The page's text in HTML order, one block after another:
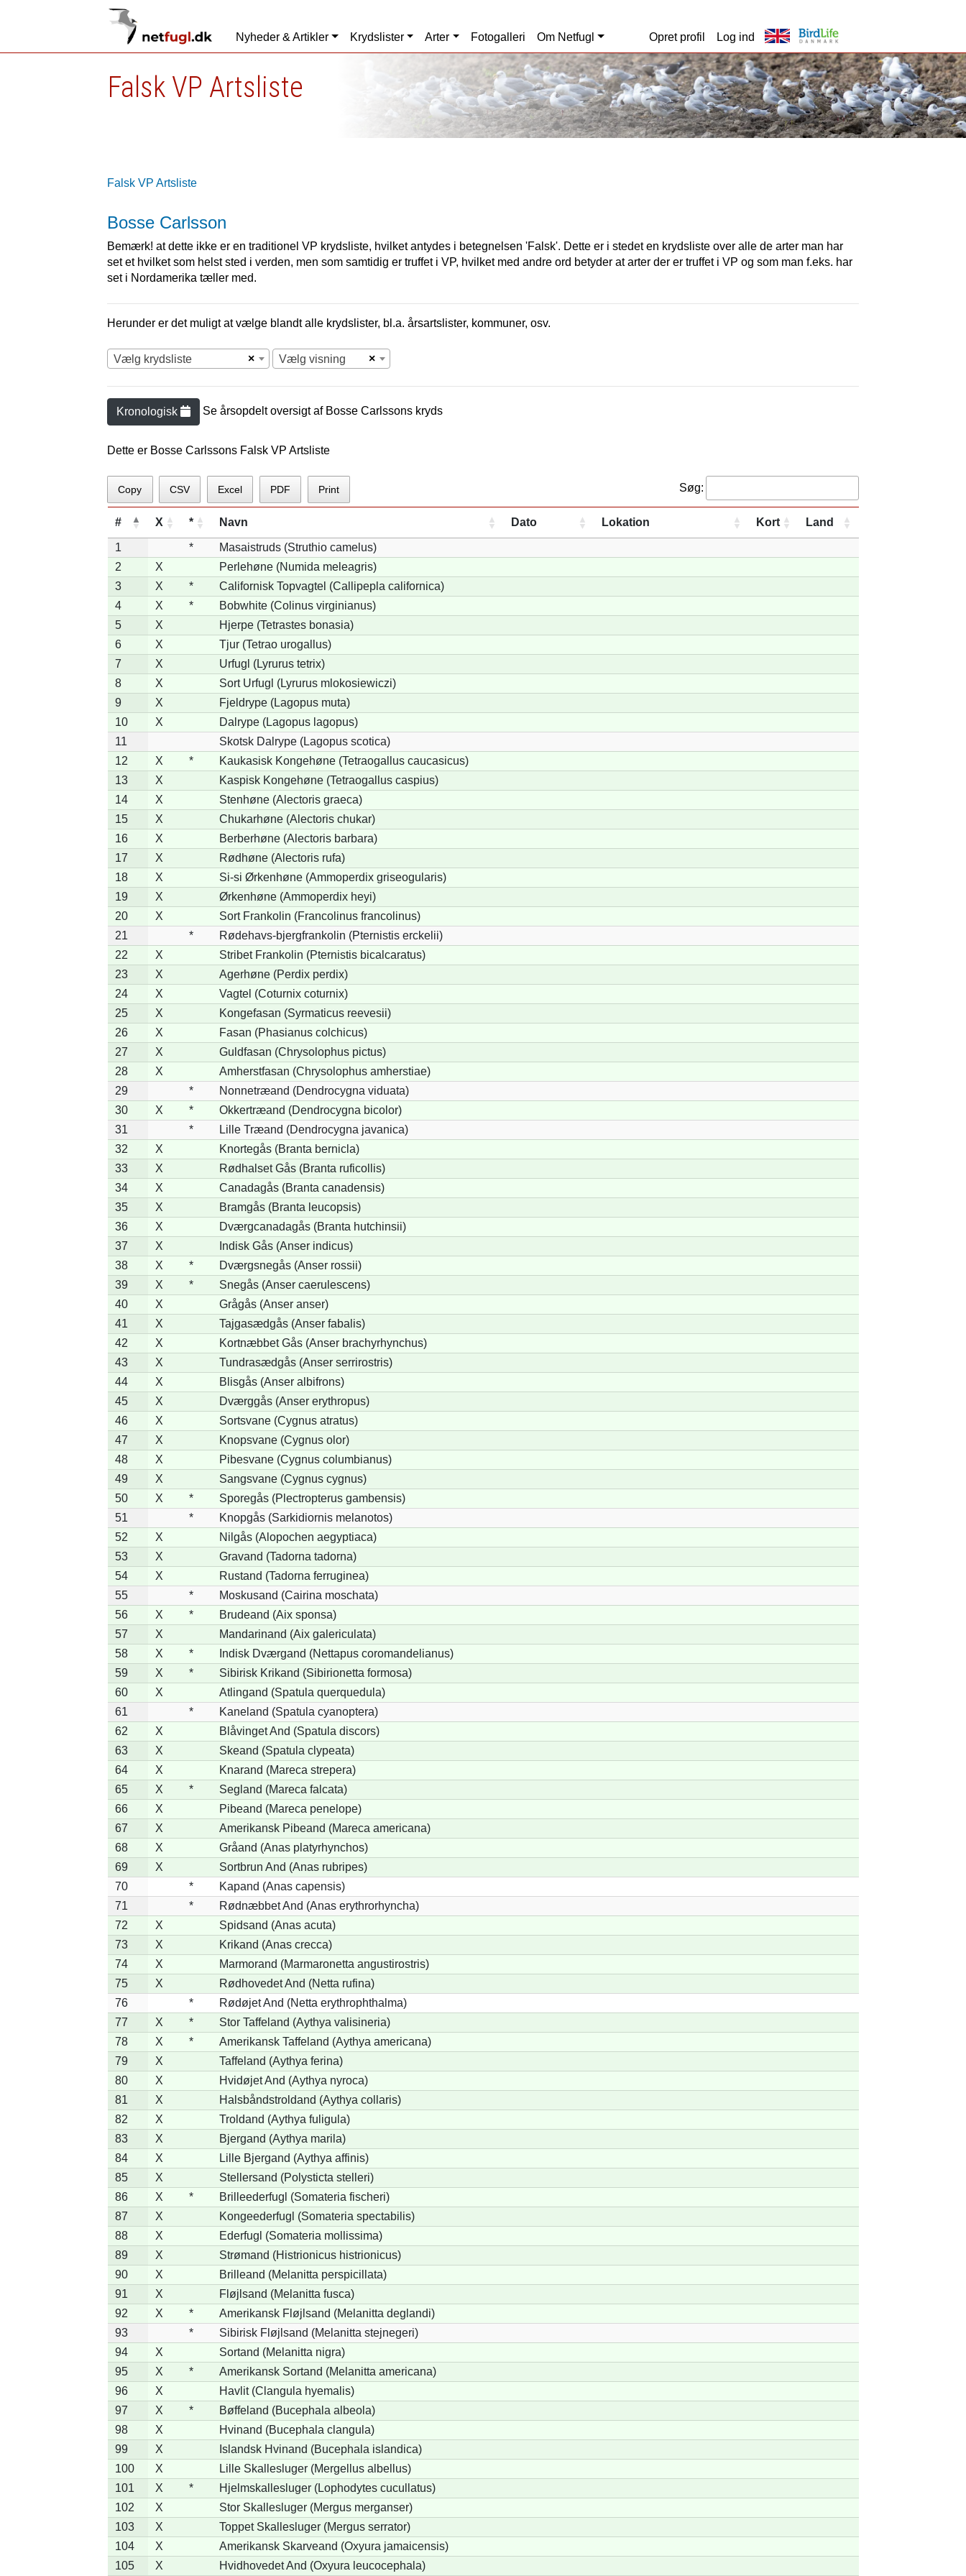
Nyheder & Artikler Krydslister Arter Fotogalleri Om Netfugl Opret profil Log ind
Falsk VP Artsliste
Falsk VP Artsliste
Bosse Carlsson
Bemærk! at dette ikke er en traditionel VP krydsliste, hvilket antydes i betegnelsen 'Falsk'. Dette er i stedet en krydsliste over alle de arter man har
set et hvilket som helst sted i verden, men som samtidig er truffet i VP, hvilket med andre ord betyder at arter der er truffet i VP og som man f.eks. har
set i Nordamerika tæller med.
Herunder er det muligt at vælge blandt alle krydslister, bl.a. årsartslister, kommuner, osv.
×
Vælg krydsliste ×
Vælg visning
Kronologisk Se årsopdelt oversigt af Bosse Carlssons kryds
Dette er Bosse Carlssons Falsk VP Artsliste
Copy CSV Excel PDF Print Søg:
# X * Navn Dato Lokation Kort Land
1 *
Masaistruds (Struthio camelus)
2
X
Perlehøne (Numida meleagris)
3
X *
Californisk Topvagtel (Callipepla californica)
4
X *
Bobwhite (Colinus virginianus)
5
X
Hjerpe (Tetrastes bonasia)
6
X
Tjur (Tetrao urogallus)
7
X
Urfugl (Lyrurus tetrix)
8
X
Sort Urfugl (Lyrurus mlokosiewiczi)
9
X
Fjeldrype (Lagopus muta)
10
X
Dalrype (Lagopus lagopus)
11
Skotsk Dalrype (Lagopus scotica)
12
X *
Kaukasisk Kongehøne (Tetraogallus caucasicus)
13
X
Kaspisk Kongehøne (Tetraogallus caspius)
14
X
Stenhøne (Alectoris graeca)
15
X
Chukarhøne (Alectoris chukar)
16
X
Berberhøne (Alectoris barbara)
17
X
Rødhøne (Alectoris rufa)
18
X
Si-si Ørkenhøne (Ammoperdix griseogularis)
19
X
Ørkenhøne (Ammoperdix heyi)
20
X
Sort Frankolin (Francolinus francolinus)
21
*
Rødehavs-bjergfrankolin (Pternistis erckelii)
22
X
Stribet Frankolin (Pternistis bicalcaratus)
23
X
Agerhøne (Perdix perdix)
24
X
Vagtel (Coturnix coturnix)
25
X
Kongefasan (Syrmaticus reevesii)
26
X
Fasan (Phasianus colchicus)
27
X
Guldfasan (Chrysolophus pictus)
28
X
Amherstfasan (Chrysolophus amherstiae)
29
*
Nonnetræand (Dendrocygna viduata)
30
X *
Okkertræand (Dendrocygna bicolor)
31
*
Lille Træand (Dendrocygna javanica)
32
X
Knortegås (Branta bernicla)
33
X
Rødhalset Gås (Branta ruficollis)
34
X
Canadagås (Branta canadensis)
35
X
Bramgås (Branta leucopsis)
36
X
Dværgcanadagås (Branta hutchinsii)
37
X
Indisk Gås (Anser indicus)
38
X *
Dværgsnegås (Anser rossii)
39
X *
Snegås (Anser caerulescens)
40
X
Grågås (Anser anser)
41
X
Tajgasædgås (Anser fabalis)
42
X
Kortnæbbet Gås (Anser brachyrhynchus)
43
X
Tundrasædgås (Anser serrirostris)
44
X
Blisgås (Anser albifrons)
45
X
Dværggås (Anser erythropus)
46
X
Sortsvane (Cygnus atratus)
47
X
Knopsvane (Cygnus olor)
48
X
Pibesvane (Cygnus columbianus)
49
X
Sangsvane (Cygnus cygnus)
50
X *
Sporegås (Plectropterus gambensis)
51
*
Knopgås (Sarkidiornis melanotos)
52
X
Nilgås (Alopochen aegyptiaca)
53
X
Gravand (Tadorna tadorna)
54
X
Rustand (Tadorna ferruginea)
55
*
Moskusand (Cairina moschata)
56
X *
Brudeand (Aix sponsa)
57
X
Mandarinand (Aix galericulata)
58
X *
Indisk Dværgand (Nettapus coromandelianus)
59
X *
Sibirisk Krikand (Sibirionetta formosa)
60
X
Atlingand (Spatula querquedula)
61
*
Kaneland (Spatula cyanoptera)
62
X
Blåvinget And (Spatula discors)
63
X
Skeand (Spatula clypeata)
64
X
Knarand (Mareca strepera)
65
X *
Segland (Mareca falcata)
66
X
Pibeand (Mareca penelope)
67
X
Amerikansk Pibeand (Mareca americana)
68
X
Gråand (Anas platyrhynchos)
69
X
Sortbrun And (Anas rubripes)
70
*
Kapand (Anas capensis)
71
*
Rødnæbbet And (Anas erythrorhyncha)
72
X
Spidsand (Anas acuta)
73
X
Krikand (Anas crecca)
74
X
Marmorand (Marmaronetta angustirostris)
75
X
Rødhovedet And (Netta rufina)
76
*
Rødøjet And (Netta erythrophthalma)
77
X *
Stor Taffeland (Aythya valisineria)
78
X *
Amerikansk Taffeland (Aythya americana)
79
X
Taffeland (Aythya ferina)
80
X
Hvidøjet And (Aythya nyroca)
81
X
Halsbåndstroldand (Aythya collaris)
82
X
Troldand (Aythya fuligula)
83
X
Bjergand (Aythya marila)
84
X
Lille Bjergand (Aythya affinis)
85
X
Stellersand (Polysticta stelleri)
86
X *
Brilleederfugl (Somateria fischeri)
87
X
Kongeederfugl (Somateria spectabilis)
88
X
Ederfugl (Somateria mollissima)
89
X
Strømand (Histrionicus histrionicus)
90
X
Brilleand (Melanitta perspicillata)
91
X
Fløjlsand (Melanitta fusca)
92
X *
Amerikansk Fløjlsand (Melanitta deglandi)
93
*
Sibirisk Fløjlsand (Melanitta stejnegeri)
94
X
Sortand (Melanitta nigra)
95
X *
Amerikansk Sortand (Melanitta americana)
96
X
Havlit (Clangula hyemalis)
97
X *
Bøffeland (Bucephala albeola)
98
X
Hvinand (Bucephala clangula)
99
X
Islandsk Hvinand (Bucephala islandica)
100
X
Lille Skallesluger (Mergellus albellus)
101
X *
Hjelmskallesluger (Lophodytes cucullatus)
102
X
Stor Skallesluger (Mergus merganser)
103
X
Toppet Skallesluger (Mergus serrator)
104
X
Amerikansk Skarveand (Oxyura jamaicensis)
105
X Hvidhovedet And (Oxyura leucocephala)